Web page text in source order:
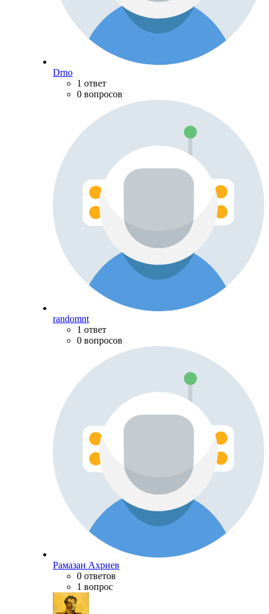
Drno
1 ответ
0 вопросов
randomnt
1 ответ
0 вопросов
Рамазан Ахриев
0 ответов
1 вопрос